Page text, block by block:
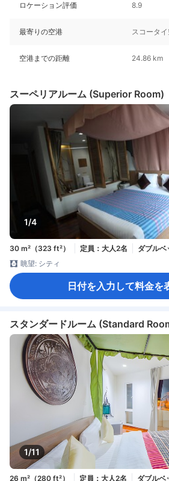
ロケーション評価 8.9
最寄りの空港 スコータ
空港までの距離 24.86 km
スーペリアルーム (Superior Room)
1/4
30 m²（323 ft²） 定員：大人2名
ダブルベ
眺望: シティ
日付を入力して料金を
スタンダードルーム (Standard
1/11
26 m²（280 ft²） 定員：大人2名 ダブルベ